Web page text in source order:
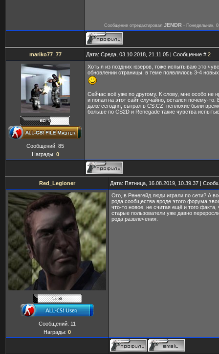
Сообщение отредактировал JENDR - Понедельник,
mariko77_77 Дата: Среда, 03.10.2018, 21.11.05 | Сообщение # 2
Сообщений: 85
Награды: 0
Хоть я из поздних юзеров, тоже испытываю это
обновлении страницы, в теме появлялось 3-4
Сейчас всё уже по другому. К слову, мне особо не
и попал на этот сайт случайно, остался почему-то.
даже сегодня, сыграл в CS:CZ, неплохие были
больше по CS2D и Renegade такие чувства
Red_Legioner Дата: Пятница, 16.08.2019, 10.39.37 |
Сообщений: 11
Награды: 0
Ого, в Ренегейд люди играли по сети? А
рода сообщества вроде этого форума
что-то новое, не считая ещё и того факта,
старые пользователи уже давно
рода развлечения.